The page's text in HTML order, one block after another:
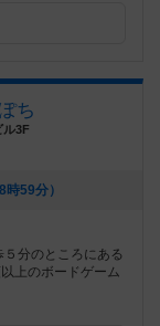
ち
ル3F
59分）
５分のところにある
上のボードゲーム